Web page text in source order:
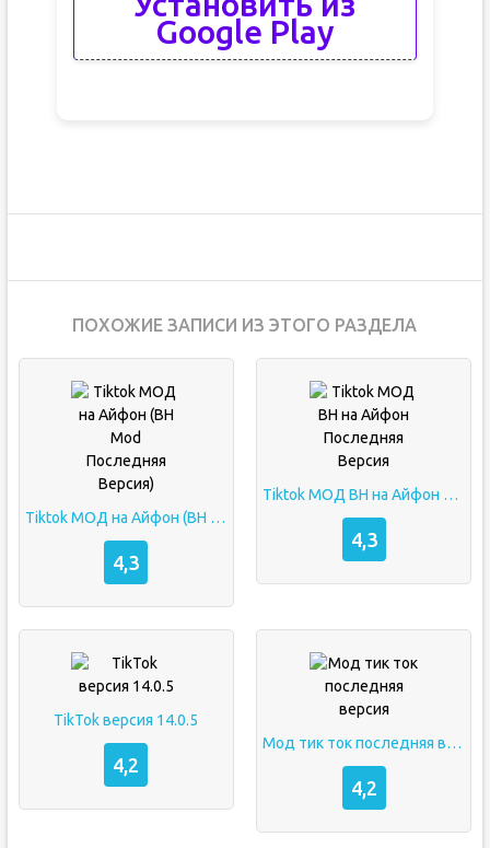
Google Play
ПОХОЖИЕ ЗАПИСИ ИЗ ЭТОГО РАЗДЕЛА
Tiktok МОД на Айфон (BH Mod Последняя Версия)
4,3
Tiktok МОД BH на Айфон Последняя Версия
4,3
TikTok версия 14.0.5
4,2
Мод тик ток последняя версия
4,2